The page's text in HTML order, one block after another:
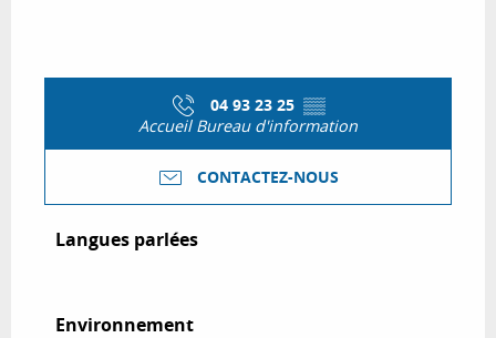
04 93 23 25 ▒▒
Accueil Bureau d'information
CONTACTEZ-NOUS
Langues parlées
Langues parlées
Environnement
Environnement